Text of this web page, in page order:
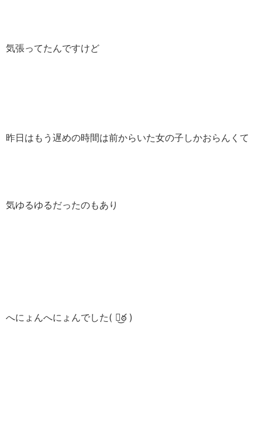
気張ってたんですけど
昨日はもう遅めの時間は前からいた女の子しかおらんくて
気ゆるゆるだったのもあり
へにょんへにょんでした( ఠ͜ఠ )